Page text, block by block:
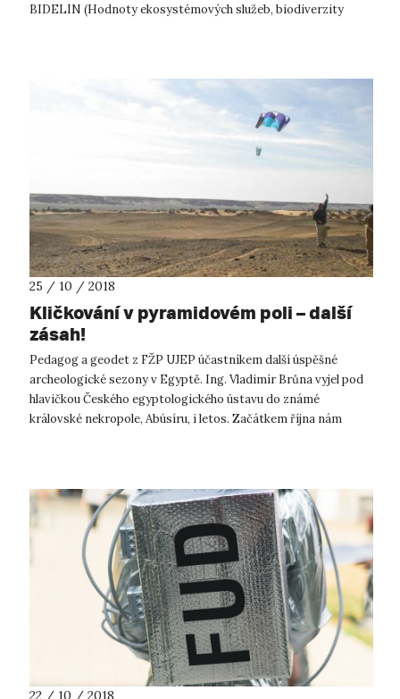
BIDELIN (Hodnoty ekosystémových služeb, biodiverzity
25 / 10 / 2018
Kličkování v pyramidovém poli – další
zásah!
Pedagog a geodet z FŽP UJEP účastníkem další úspěšné
archeologické sezony v Egyptě. Ing. Vladimír Brůna vyjel pod
hlavičkou Českého egyptologického ústavu do známé
královské nekropole, Abúsíru, i letos. Začátkem října nám
22 / 10 / 2018